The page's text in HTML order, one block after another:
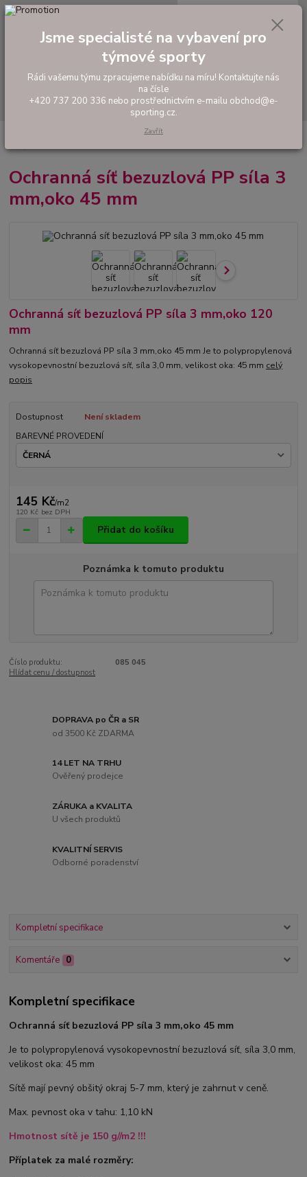
Hledat
tel: +420 737 200 336
0,00 Kč
Ochranná síť bezuzlová PP síla 3
mm,oko 45 mm
Ochranná síť bezuzlová PP síla 3
mm,oko 45 mm
Ochranná síť bezuzlová PP síla 3 mm,oko 120
mm
Ochranná síť bezuzlová PP síla 3 mm,oko 45 mm Je to polypropylenová
vysokopevnostní bezuzlová síť, síla 3,0 mm, velikost oka: 45 mm celý
popis
Dostupnost
Není skladem
BAREVNÉ PROVEDENÍ
145 Kč/m2
120 Kč bez DPH
Přidat do košíku
Poznámka k tomuto produktu
Číslo produktu:
085 045
Hlídat cenu / dostupnost
DOPRAVA po ČR a SR
od 3500 Kč ZDARMA
14 LET NA TRHU
Ověřený prodejce
ZÁRUKA a KVALITA
U všech produktů
KVALITNÍ SERVIS
Odborné poradenství
Kompletní specifikace
Komentáře 0
Kompletní specifikace
Ochranná síť bezuzlová PP síla 3 mm,oko 45 mm
Je to polypropylenová vysokopevnostní bezuzlová síť, síla 3,0 mm,
velikost oka: 45 mm
Sítě mají pevný obšitý okraj 5-7 mm, který je zahrnut v ceně.
Max. pevnost oka v tahu: 1,10 kN
Hmotnost sítě je 150 g//m2 !!!
Příplatek za malé rozměry:
Jsme specialisté na vybavení pro
týmové sporty
Rádi vašemu týmu zpracujeme nabídku na míru! Kontaktujte nás
na čísle
+420 737 200 336 nebo prostřednictvím e-mailu obchod@e-
sporting.cz.
Zavřít